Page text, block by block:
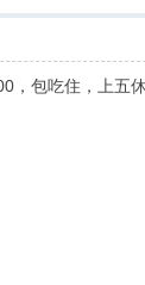
，包吃住，上五